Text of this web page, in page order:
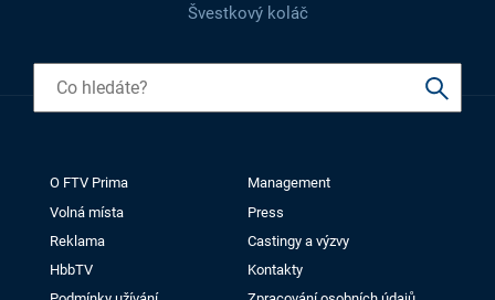
Švestkový koláč
O FTV Prima
Management
Volná místa
Press
Reklama
Castingy a výzvy
HbbTV
Kontakty